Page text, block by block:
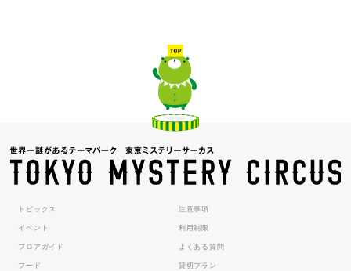
トピックス
イベント
フロアガイド
フード
注意事項
利用制限
よくある質問
貸切プラン